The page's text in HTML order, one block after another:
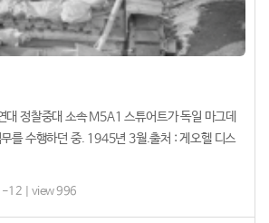
정찰중대 소속 M5A1 스튜어트가 독일 마그데
를 수행하던 중. 1945년 3월.출처 : 게오헬 디스
| view 996